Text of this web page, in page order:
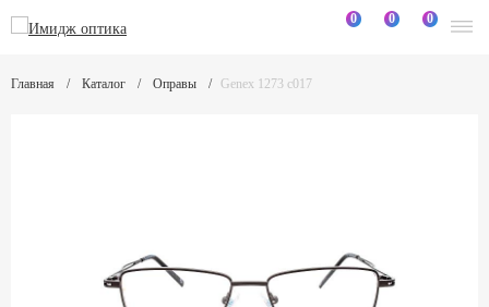
0 0 0
Главная Каталог Оправы Genex 1273 c017